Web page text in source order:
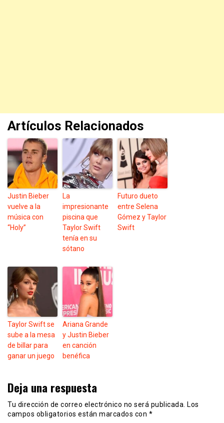
Artículos Relacionados
Justin Bieber
vuelve a la
música con
“Holy”
La
impresionante
piscina que
Taylor Swift
tenía en su
sótano
Futuro dueto
entre Selena
Gómez y Taylor
Swift
Taylor Swift se
sube a la mesa
de billar para
ganar un juego
Ariana Grande
y Justin Bieber
en canción
benéfica
Deja una respuesta
Tu dirección de correo electrónico no será publicada. Los
campos obligatorios están marcados con *